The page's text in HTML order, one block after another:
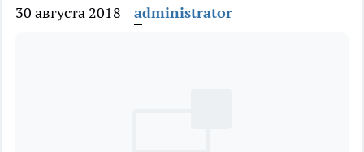
30 августа 2018 administrator